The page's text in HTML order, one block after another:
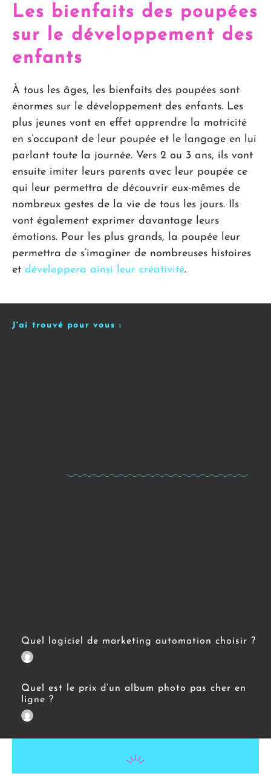
Les bienfaits des poupées
sur le développement des
enfants
À tous les âges, les bienfaits des poupées sont
énormes sur le développement des enfants. Les
plus jeunes vont en effet apprendre la motricité
en s’occupant de leur poupée et le langage en lui
parlant toute la journée. Vers 2 ou 3 ans, ils vont
ensuite imiter leurs parents avec leur poupée ce
qui leur permettra de découvrir eux-mêmes de
nombreux gestes de la vie de tous les jours. Ils
vont également exprimer davantage leurs
émotions. Pour les plus grands, la poupée leur
permettra de s’imaginer de nombreuses histoires
et développera ainsi leur créativité.
J'ai trouvé pour vous :
Quel logiciel de marketing automation choisir ?
Quel est le prix d’un album photo pas cher en
ligne ?